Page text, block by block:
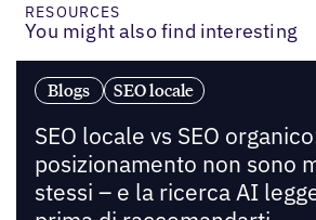
RESOURCES
You might also find interesting
Blogs SEO locale
SEO locale vs SEO
posizionamento non sono
stessi – e la ricerca AI